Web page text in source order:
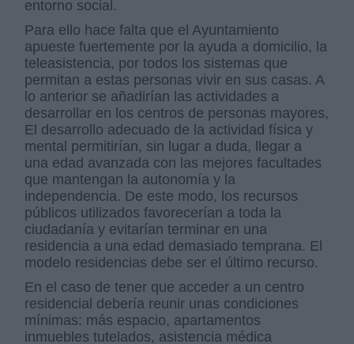
entorno social.
Para ello hace falta que el Ayuntamiento
apueste fuertemente por la ayuda a domicilio, la
teleasistencia, por todos los sistemas que
permitan a estas personas vivir en sus casas. A
lo anterior se añadirían las actividades a
desarrollar en los centros de personas mayores,
El desarrollo adecuado de la actividad física y
mental permitirían, sin lugar a duda, llegar a
una edad avanzada con las mejores facultades
que mantengan la autonomía y la
independencia. De este modo, los recursos
públicos utilizados favorecerían a toda la
ciudadanía y evitarían terminar en una
residencia a una edad demasiado temprana. El
modelo residencias debe ser el último recurso.
En el caso de tener que acceder a un centro
residencial debería reunir unas condiciones
mínimas: más espacio, apartamentos
inmuebles tutelados, asistencia médica